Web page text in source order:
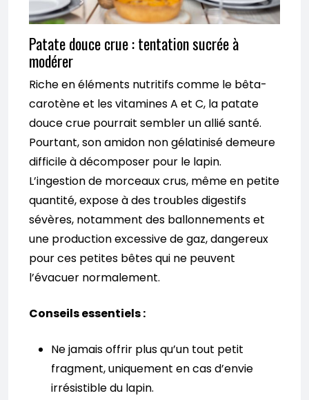
Patate douce crue : tentation sucrée à
modérer
Riche en éléments nutritifs comme le bêta-
carotène et les vitamines A et C, la patate
douce crue pourrait sembler un allié santé.
Pourtant, son amidon non gélatinisé demeure
difficile à décomposer pour le lapin.
L’ingestion de morceaux crus, même en petite
quantité, expose à des troubles digestifs
sévères, notamment des ballonnements et
une production excessive de gaz, dangereux
pour ces petites bêtes qui ne peuvent
l’évacuer normalement.
Conseils essentiels :
Ne jamais offrir plus qu’un tout petit
fragment, uniquement en cas d’envie
irrésistible du lapin.